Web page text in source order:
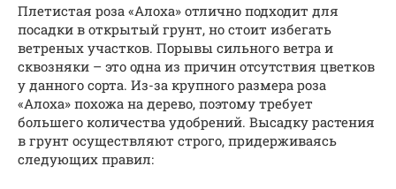
Плетистая роза «Алоха» отлично подходит для
посадки в открытый грунт, но стоит избегать
ветреных участков. Порывы сильного ветра и
сквозняки – это одна из причин отсутствия цветков
у данного сорта. Из-за крупного размера роза
«Алоха» похожа на дерево, поэтому требует
большего количества удобрений. Высадку растения
в грунт осуществляют строго, придерживаясь
следующих правил: